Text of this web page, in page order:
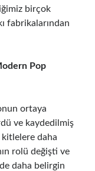
birçok
fabrikalarından
Pop
ortaya
ve kaydedilmiş
kitlelere daha
rolü değişti ve
daha belirgin